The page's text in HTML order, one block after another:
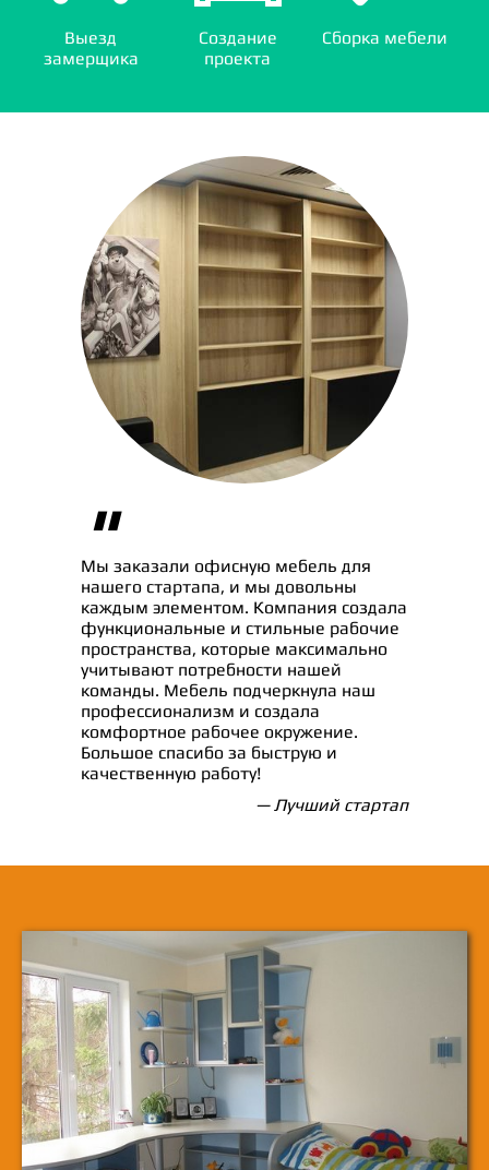
Выезд
замерщика
Создание
проекта
Сборка мебели
"
Мы заказали офисную мебель для
нашего стартапа, и мы довольны
каждым элементом. Компания создала
функциональные и стильные рабочие
пространства, которые максимально
учитывают потребности нашей
команды. Мебель подчеркнула наш
профессионализм и создала
комфортное рабочее окружение.
Большое спасибо за быструю и
качественную работу!
— Лучший стартап